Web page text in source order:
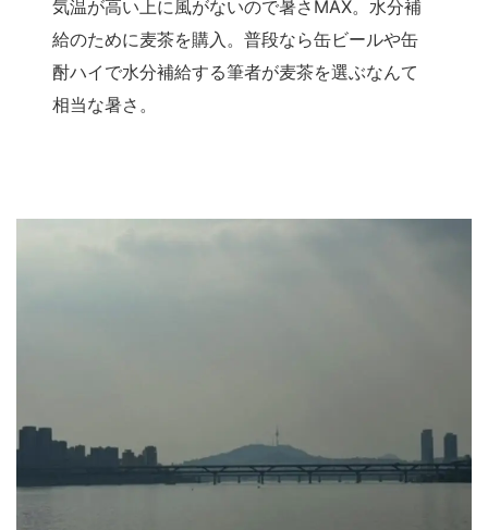
気温が高い上に風がないので暑さMAX。水分補
給のために麦茶を購入。普段なら缶ビールや缶
酎ハイで水分補給する筆者が麦茶を選ぶなんて
相当な暑さ。